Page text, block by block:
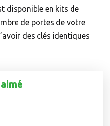
disponible en kits de
de portes de votre
des clés identiques
aimé